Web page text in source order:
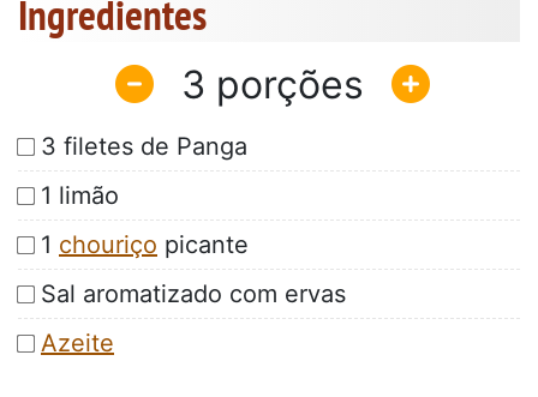
Ingredientes
3
3 filetes de Panga
1 limão
1 chouriço picante
Sal aromatizado com ervas
Azeite